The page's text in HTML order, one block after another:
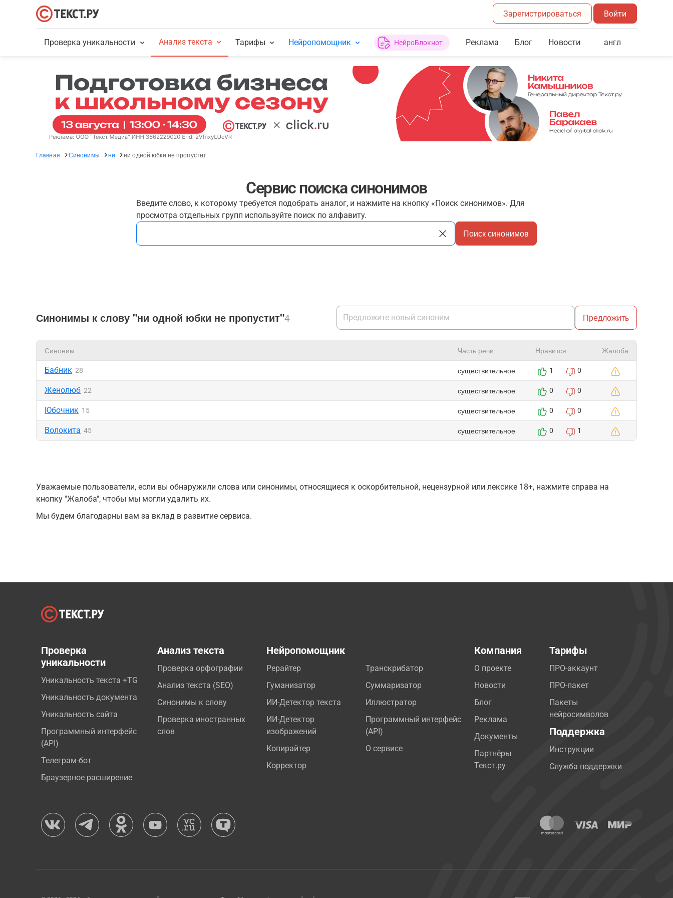
Зарегистрироваться Войти
Проверка уникальности Анализ текста Тарифы Нейропомощник НейроБлокнот Реклама Блог Новости англ
Главная Синонимы ни ни одной юбки не пропустит
Сервис поиска синонимов
Введите слово, к которому требуется подобрать аналог, и нажмите на кнопку «Поиск синонимов». Для
просмотра отдельных групп используйте поиск по алфавиту.
Поиск синонимов
Синонимы к слову "ни одной юбки не пропустит"4 Предложить
Синоним Часть речи Нравится Жалоба
Бабник 28 существительное 1 0
Женолюб 22 существительное 0 0
Юбочник 15 существительное 0 0
Волокита 45 существительное 0 1
Уважаемые пользователи, если вы обнаружили слова или синонимы, относящиеся к оскорбительной, нецензурной или лексике 18+, нажмите справа на
кнопку "Жалоба", чтобы мы могли удалить их.
Мы будем благодарны вам за вклад в развитие сервиса.
Проверка
уникальности
Уникальность текста +TG
Уникальность документа
Уникальность сайта
Программный интерфейс
(API)
Телеграм-бот
Браузерное расширение
Анализ текста
Проверка орфографии
Анализ текста (SEO)
Синонимы к слову
Проверка иностранных
слов
Нейропомощник
Рерайтер
Гуманизатор
ИИ-Детектор текста
ИИ-Детектор
изображений
Копирайтер
Корректор
Транскрибатор
Суммаризатор
Иллюстратор
Программный интерфейс
(API)
О сервисе
Компания
О проекте
Новости
Блог
Реклама
Документы
Партнёры
Текст.ру
Тарифы
ПРО-аккаунт
ПРО-пакет
Пакеты
нейросимволов
Поддержка
Инструкции
Служба поддержки